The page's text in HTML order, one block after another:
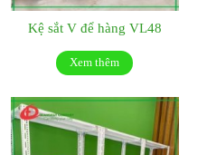
Kệ sắt V để hàng VL48
Xem thêm